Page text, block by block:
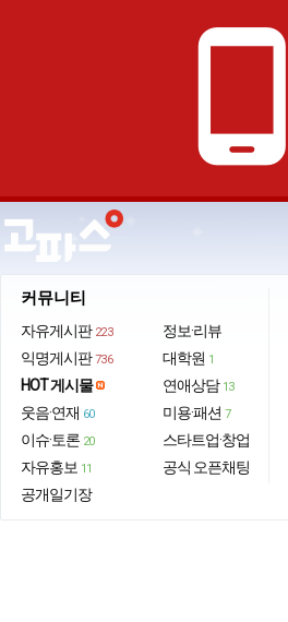
phone_android
커뮤니티
자유게시판 223
익명게시판 736
HOT 게시물
웃음·연재 60
이슈·토론 20
자유홍보 11
공개일기장
정보·리뷰
대학원 1
연애상담 13
미용·패션 7
스타트업·창업
공식 오픈채팅